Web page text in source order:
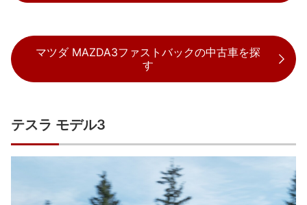
マツダ MAZDA3ファストバックの中古車を探
す
テスラ モデル3